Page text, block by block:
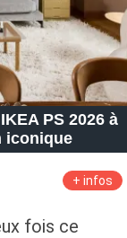
PS 2026 à
iconique
+ infos
fois ce